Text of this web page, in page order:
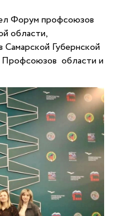
Форум профсоюзов
области,
Самарской Губернской
области и